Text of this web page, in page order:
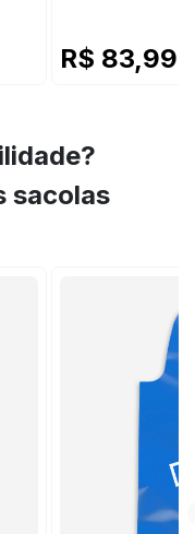
R$ 83,99
sacolas